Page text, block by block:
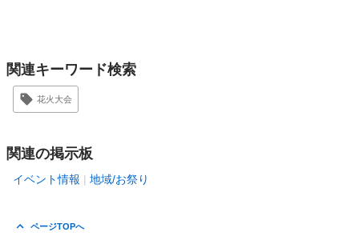
関連キーワード検索
花火大会
関連の掲示板
イベント情報 地域/お祭り
ページTOPへ